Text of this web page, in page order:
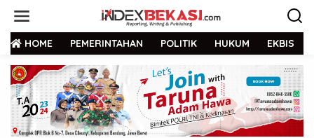
HOME PEMERINTAHAN POLITIK HUKUM EKBIS